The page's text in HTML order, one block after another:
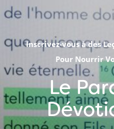
Inscrivez-vous à des
Pour Nourrir
Le